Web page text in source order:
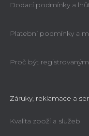
Dodací podmínky a
Platební podmínky a
Proč být registrovaným
Záruky, reklamace a
Kvalita zboží a služeb